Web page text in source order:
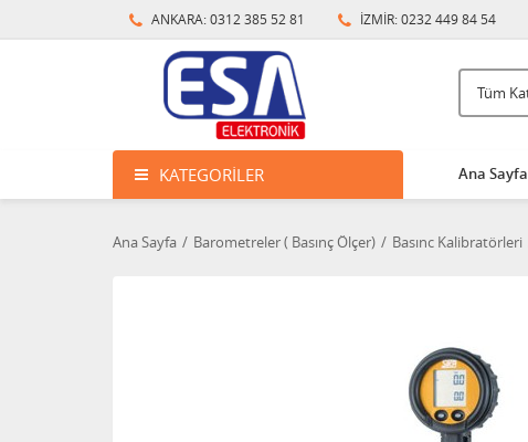
ANKARA: 0312 385 52 81 İZMİR: 0232 449 84 54
KATEGORILER Ana Sayfa
Ana Sayfa Barometreler ( Basınç Ölçer) Basınc Kalibratörleri